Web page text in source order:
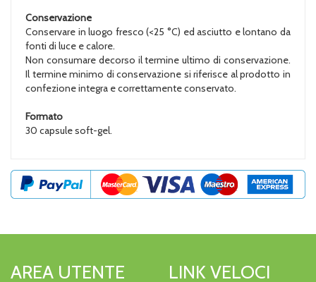
Conservazione
Conservare in luogo fresco (<25 °C) ed asciutto e lontano da
fonti di luce e calore.
Non consumare decorso il termine ultimo di conservazione.
Il termine minimo di conservazione si riferisce al prodotto in
confezione integra e correttamente conservato.
Formato
30 capsule soft-gel.
AREA UTENTE LINK VELOCI